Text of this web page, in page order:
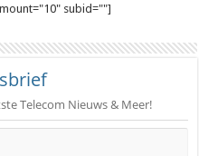
subid=""]
Telecom Nieuws & Meer!